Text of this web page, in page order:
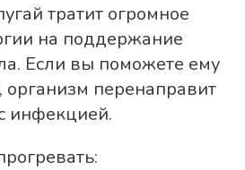
тратит огромное
на поддержание
Если вы поможете ему
организм перенаправит
инфекцией.